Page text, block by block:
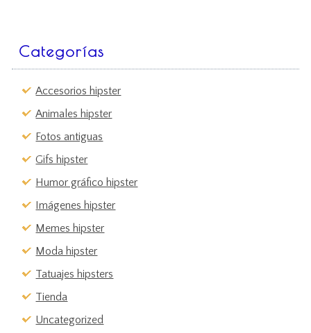
Categorías
Accesorios hipster
Animales hipster
Fotos antiguas
Gifs hipster
Humor gráfico hipster
Imágenes hipster
Memes hipster
Moda hipster
Tatuajes hipsters
Tienda
Uncategorized